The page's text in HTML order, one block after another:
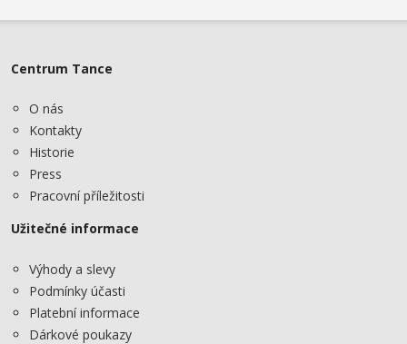
Centrum Tance
O nás
Kontakty
Historie
Press
Pracovní příležitosti
Užitečné informace
Výhody a slevy
Podmínky účasti
Platební informace
Dárkové poukazy